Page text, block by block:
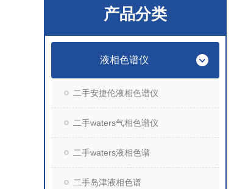
产品分类
液相色谱仪
二手安捷伦液相色谱仪
二手waters气相色谱仪
二手waters液相色谱
二手岛津液相色谱